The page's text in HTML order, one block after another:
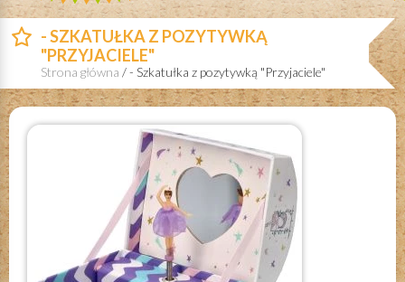
- SZKATUŁKA Z POZYTYWKĄ
"PRZYJACIELE"
Strona główna /- Szkatułka z pozytywką "Przyjaciele"